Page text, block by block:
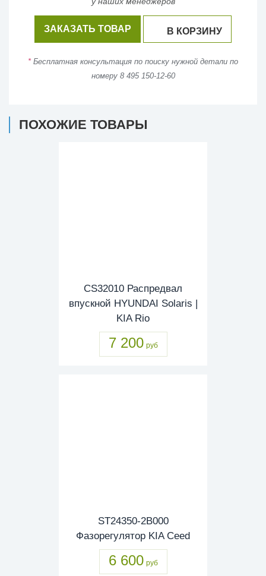
ЗАКАЗАТЬ ТОВАР В КОРЗИНУ
*Бесплатная консультация по поиску нужной детали по
номеру 8 495 150-12-60
ПОХОЖИЕ ТОВАРЫ
CS32010 Распредвал
впускной HYUNDAI Solaris |
KIA Rio
7 200 руб
ST24350-2B000
Фазорегулятор KIA Ceed
6 600 руб